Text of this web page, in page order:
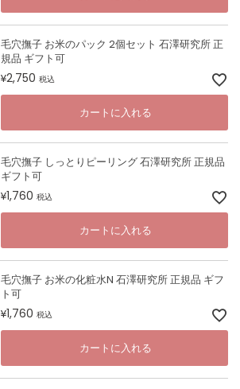
毛穴撫子 お米のパック 2個セット 石澤研究所 正
規品 ギフト可
¥2,750 税込
カートに入れる
毛穴撫子 しっとりピーリング 石澤研究所 正規品
ギフト可
¥1,760 税込
カートに入れる
毛穴撫子 お米の化粧水N 石澤研究所 正規品 ギフ
ト可
¥1,760 税込
カートに入れる